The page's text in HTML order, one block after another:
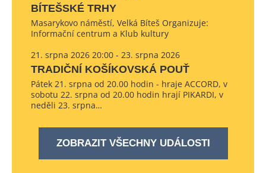
BÍTEŠSKÉ TRHY
Masarykovo náměstí, Velká Bíteš Organizuje:
Informační centrum a Klub kultury
21. srpna 2026 20:00 - 23. srpna 2026
TRADIČNÍ KOŠÍKOVSKÁ POUŤ
Pátek 21. srpna od 20.00 hodin - hraje ACCORD, v
sobotu 22. srpna od 20.00 hodin hrají PIKARDI, v
neděli 23. srpna…
ZOBRAZIT VŠECHNY UDÁLOSTI